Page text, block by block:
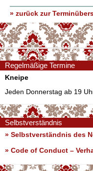
» zurück zur
Regelmäßige Termine
Kneipe
Jeden Donnerstag ab 19
Selbstverständnis
» Selbstverständnis des
» Code of Conduct –